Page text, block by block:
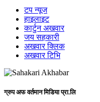
टप न्यूज
हाइलाइट
कार्टुन अखवार
जय सहकारी
अखवार क्लिक
अखवार टिभि
ग्रुप अफ वर्तमान मिडिया प्रा.लि